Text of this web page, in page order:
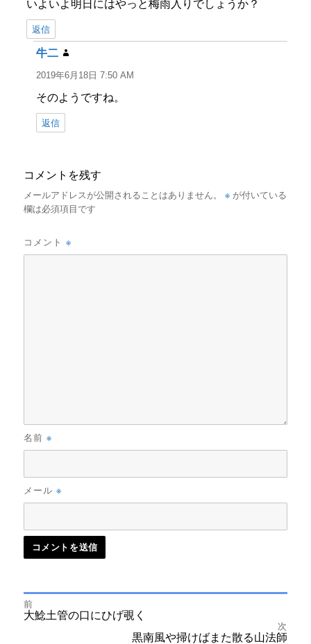
いよいよ明日にはやっと梅雨入りでしょうか？
返信
牛二
り:
2019年6月18日 7:50 AM
そのようですね。
返信
コメントを残す
メールアドレスが公開されることはありません。 ※ が付いている
欄は必須項目です
コメント※
名前※
メール※
投
前
前
の
大鯰土管の口にひげ覗く
次
黒南風や掃けばまた散る山法師